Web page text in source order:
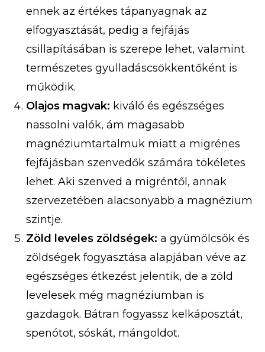
ennek az értékes tápanyagnak az
elfogyasztását, pedig a fejfájás
csillapításában is szerepe lehet, valamint
természetes gyulladáscsökkentőként is
működik.
Olajos magvak: kiváló és egészséges
nassolni valók, ám magasabb
magnéziumtartalmuk miatt a migrénes
fejfájásban szenvedők számára tökéletes
lehet. Aki szenved a migréntől, annak
szervezetében alacsonyabb a magnézium
szintje.
Zöld leveles zöldségek: a gyümölcsök és
zöldségek fogyasztása alapjában véve az
egészséges étkezést jelentik, de a zöld
levelesek még magnéziumban is
gazdagok. Bátran fogyassz kelkáposztát,
spenótot, sóskát, mángoldot.